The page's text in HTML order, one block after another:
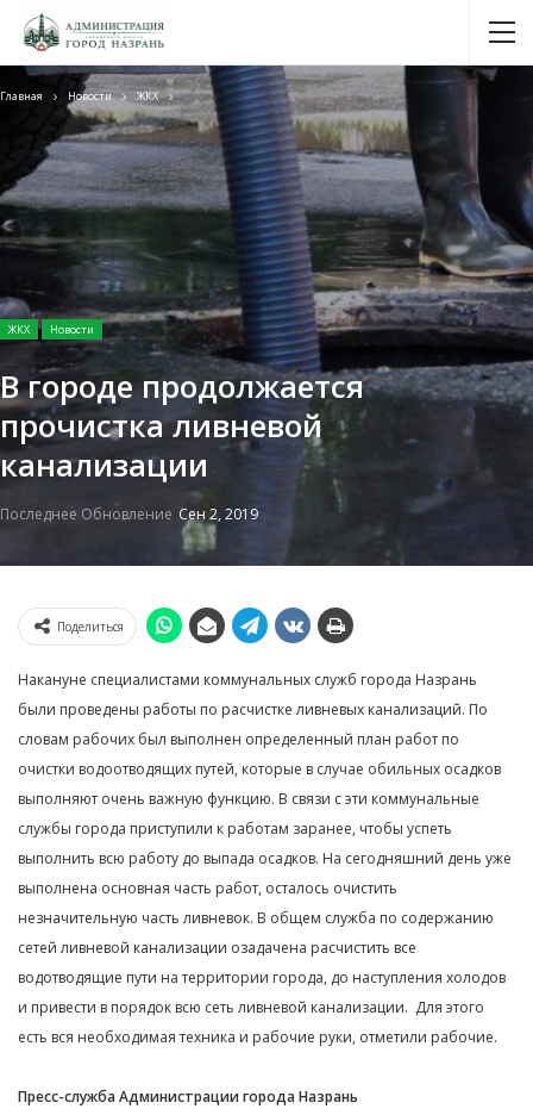
Главная Новости ЖКХ
ЖКХ Новости
В городе продолжается
прочистка ливневой
канализации
Последнее Обновление Сен 2, 2019
Поделиться
Накануне специалистами коммунальных служб города Назрань
были проведены работы по расчистке ливневых канализаций. По
словам рабочих был выполнен определенный план работ по
очистки водоотводящих путей, которые в случае обильных осадков
выполняют очень важную функцию. В связи с эти коммунальные
службы города приступили к работам заранее, чтобы успеть
выполнить всю работу до выпада осадков. На сегодняшний день уже
выполнена основная часть работ, осталось очистить
незначительную часть ливневок. В общем служба по содержанию
сетей ливневой канализации озадачена расчистить все
водотводящие пути на территории города, до наступления холодов
и привести в порядок всю сеть ливневой канализации. Для этого
есть вся необходимая техника и рабочие руки, отметили рабочие.
Пресс-служба Администрации города Назрань